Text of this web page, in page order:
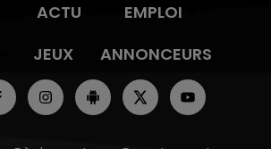
ACTU
EMPLOI
JEUX ANNONCEURS